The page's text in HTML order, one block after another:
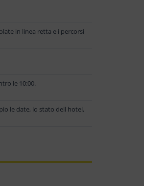
in linea retta e i percorsi
le 10:00.
le date, lo stato dell hotel,